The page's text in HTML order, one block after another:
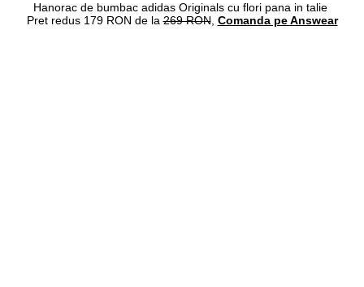
Hanorac de bumbac adidas Originals cu flori pana in talie
Pret redus 179 RON de la269 RON, Comanda pe Answear